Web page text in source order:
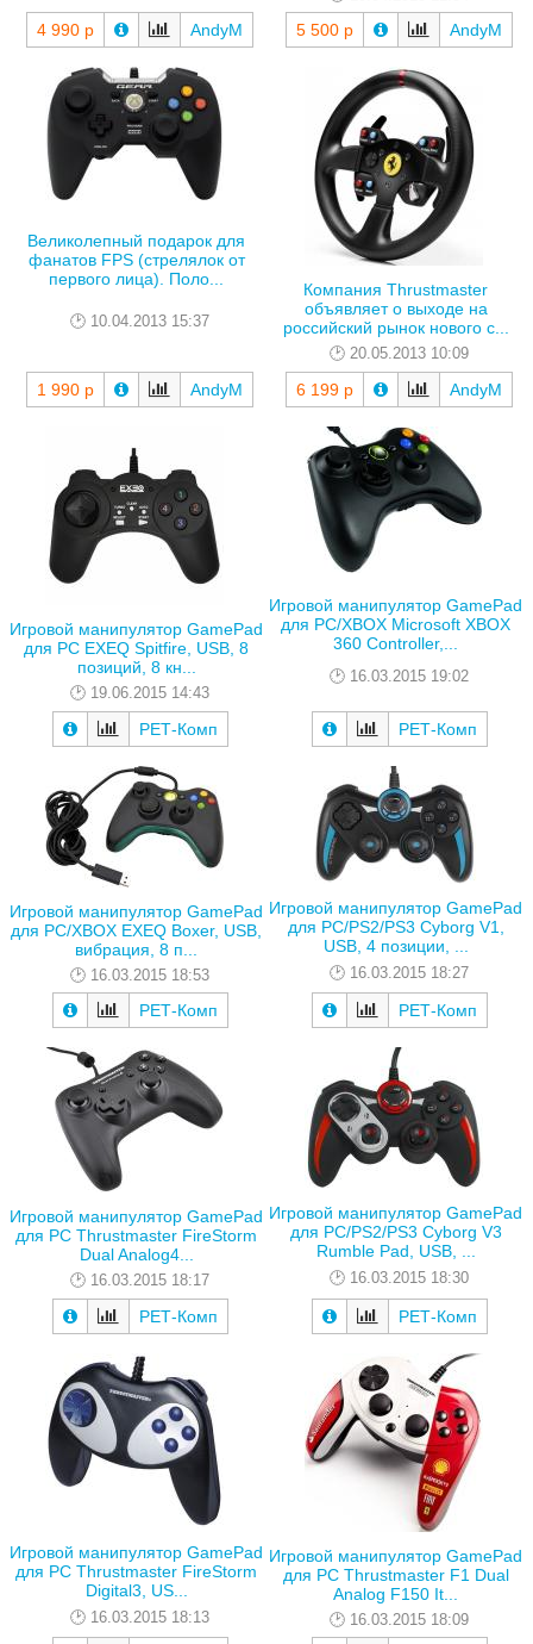
4 990 р AndyM 5 500 р AndyM
Великолепный подарок для
фанатов FPS (стрелялок от
первого лица). Поло...
10.04.2013 15:37
1 990 р AndyM
Компания Thrustmaster
объявляет о выходе на
российский рынок нового с...
20.05.2013 10:09
6 199 р AndyM
Игровой манипулятор GamePad
для PC EXEQ Spitfire, USB, 8
позиций, 8 кн...
19.06.2015 14:43
РЕТ-Комп
Игровой манипулятор GamePad
для PC/XBOX Microsoft XBOX
360 Controller,...
16.03.2015 19:02
РЕТ-Комп
Игровой манипулятор GamePad
для PC/XBOX EXEQ Boxer, USB,
вибрация, 8 п...
16.03.2015 18:53
РЕТ-Комп
Игровой манипулятор GamePad
для PC/PS2/PS3 Cyborg V1,
USB, 4 позиции, ...
16.03.2015 18:27
РЕТ-Комп
Игровой манипулятор GamePad
для PC Thrustmaster FireStorm
Dual Analog4...
16.03.2015 18:17
РЕТ-Комп
Игровой манипулятор GamePad
для PC/PS2/PS3 Cyborg V3
Rumble Pad, USB, ...
16.03.2015 18:30
РЕТ-Комп
Игровой манипулятор GamePad
для PC Thrustmaster FireStorm
Digital3, US...
16.03.2015 18:13
Игровой манипулятор GamePad
для PC Thrustmaster F1 Dual
Analog F150 It...
16.03.2015 18:09